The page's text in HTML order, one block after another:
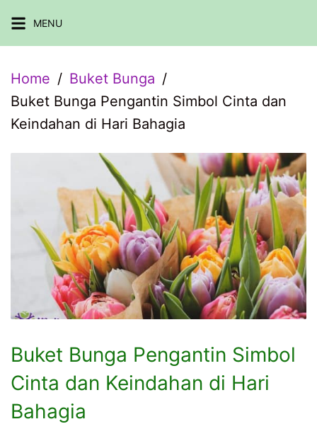
to
MENU
Home
Buket Bunga
Buket Bunga Pengantin Simbol Cinta dan
Keindahan di Hari Bahagia
Buket Bunga Pengantin Simbol
Cinta dan Keindahan di Hari
Bahagia